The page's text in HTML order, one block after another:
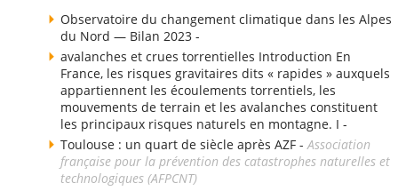
Observatoire du changement climatique dans les Alpes
du Nord — Bilan 2023 -
avalanches et crues torrentielles Introduction En
France, les risques gravitaires dits « rapides » auxquels
appartiennent les écoulements torrentiels, les
mouvements de terrain et les avalanches constituent
les principaux risques naturels en montagne. I -
Toulouse : un quart de siècle après AZF - Association
française pour la prévention des catastrophes naturelles et
technologiques (AFPCNT)